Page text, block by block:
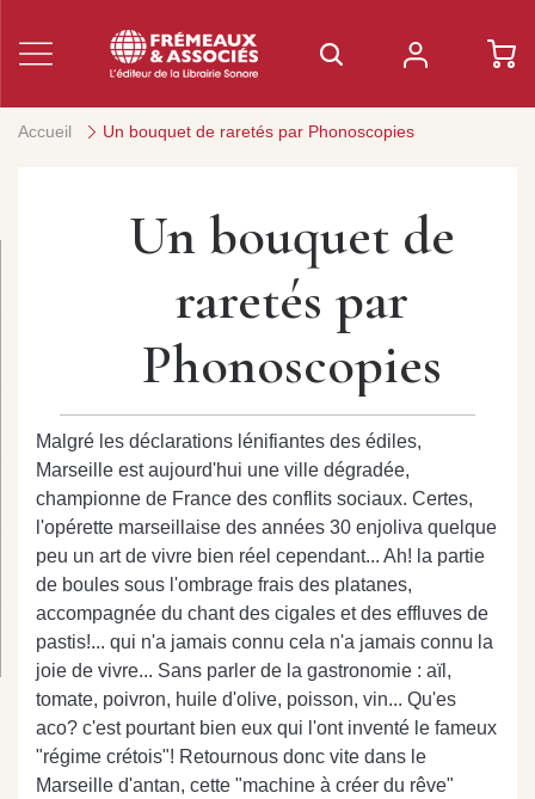
Accueil Un bouquet de raretés par Phonoscopies
Un bouquet de
raretés par
Phonoscopies
Malgré les déclarations lénifiantes des édiles,
Marseille est aujourd'hui une ville dégradée,
championne de France des conflits sociaux. Certes,
l'opérette marseillaise des années 30 enjoliva quelque
peu un art de vivre bien réel cependant... Ah! la partie
de boules sous l'ombrage frais des platanes,
accompagnée du chant des cigales et des effluves de
pastis!... qui n'a jamais connu cela n'a jamais connu la
joie de vivre... Sans parler de la gastronomie : aïl,
tomate, poivron, huile d'olive, poisson, vin... Qu'es
aco? c'est pourtant bien eux qui l'ont inventé le fameux
"régime crétois"! Retournous donc vite dans le
Marseille d'antan, cette "machine à créer du rêve"